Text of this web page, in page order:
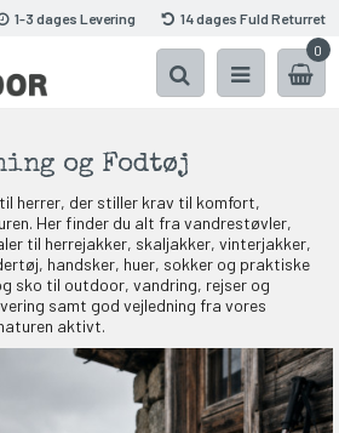
1-3 dages Levering
14 dages Fuld Returret
0
og Fodtøj
herrer, der stiller krav til komfort,
Her finder du alt fra vandrestøvler,
til herrejakker, skaljakker, vinterjakker,
handsker, huer, sokker og praktiske
sko til outdoor, vandring, rejser og
samt god vejledning fra vores
aktivt.